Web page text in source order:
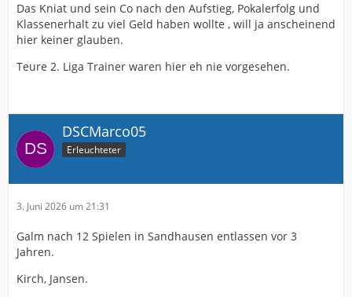
Das Kniat und sein Co nach den Aufstieg, Pokalerfolg und
Klassenerhalt zu viel Geld haben wollte , will ja anscheinend
hier keiner glauben.
Teure 2. Liga Trainer waren hier eh nie vorgesehen.
DSCMarco05
Erleuchteter
3. Juni 2026 um 21:31
Galm nach 12 Spielen in Sandhausen entlassen vor 3
Jahren.
Kirch, Jansen.